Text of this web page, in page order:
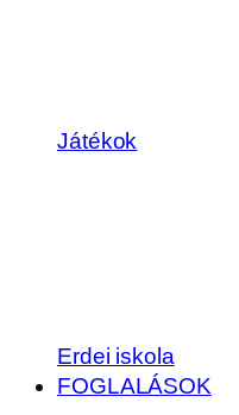
Játékok
Erdei iskola
FOGLALÁSOK